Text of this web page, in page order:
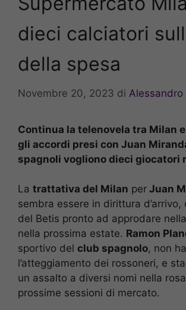
dieci calciatori
della spesa
Novembre 20, 2023 di Alessandro
Continua la telenovela tra Milan
gli accordi presi con Juan
spagnoli vogliono dieci giocatori
La trattativa del Milan per Juan
sembra essere in dirittura d’arrivo,
del Betis pronto ad approdare
nella prossima estate. Ramon
sportivo del club spagnolo, non
l’atteggiamento dei rossoneri, e
un assalto a diversi nomi nella
prossime sessioni di mercato.